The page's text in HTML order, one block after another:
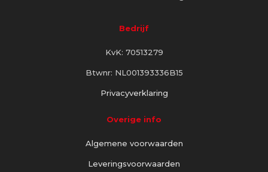
Bedrijf
KvK: 70513279
Btwnr: NL001393336B15
Privacyverklaring
Overige info
Algemene voorwaarden
Leveringsvoorwaarden